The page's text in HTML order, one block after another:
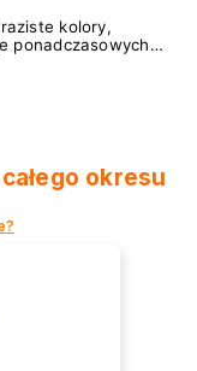
kolory,
ponadczasowych
wakacjami, jak
okresu